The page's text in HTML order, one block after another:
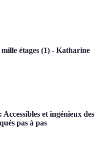
étages (1) - Katharine
et ingénieux des
pas à pas